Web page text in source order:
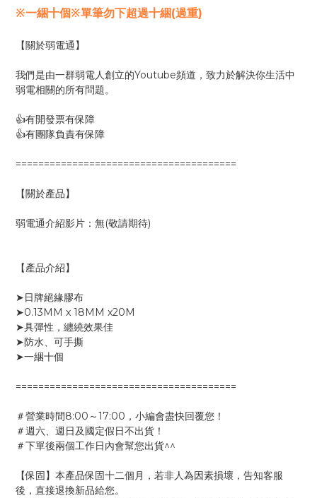
※一綑十個※單筆勿下超過十綑(過重)
【關於弱電通】
我們是由一群弱電人創立的Youtube頻道，致力於解決你生活中
弱電相關的所有問題。
👍有開發票有保障
👍有團隊負責有保障
=======================================
【關於產品】
弱電通介紹影片：無(敬請期待)
【產品介紹】
➤日牌絕緣膠布
➤0.13MM x 18MM x20M
➤具彈性，纏繞效果佳
➤防水、可手撕
➤一綑十個
=======================================
＃營業時間8:00～17:00，小編會盡快回覆您！
＃週六、週日及國定假日不出貨！
＃下單後兩個工作日內會幫您出貨^^
【保固】本產品保固十二個月，若非人為因素損壞，告知客服
後，直接退換新品給您。